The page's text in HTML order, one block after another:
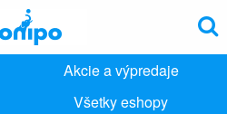
Akcie a výpredaje
Všetky eshopy